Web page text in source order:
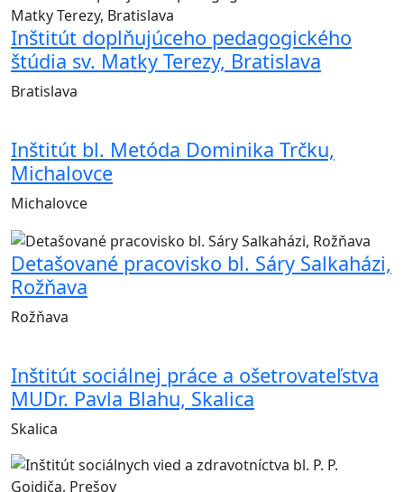
Inštitút doplňujúceho pedagogického
štúdia sv. Matky Terezy, Bratislava
Bratislava
Inštitút bl. Metóda Dominika Trčku,
Michalovce
Michalovce
Detašované pracovisko bl. Sáry Salkaházi,
Rožňava
Rožňava
Inštitút sociálnej práce a ošetrovateľstva
MUDr. Pavla Blahu, Skalica
Skalica